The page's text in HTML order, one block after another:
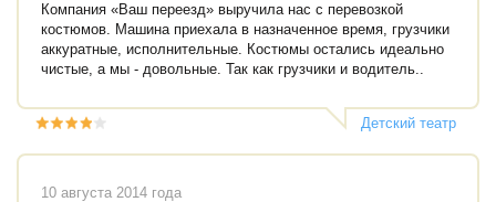
Компания «Ваш переезд» выручила нас с перевозкой
костюмов. Машина приехала в назначенное время, грузчики
аккуратные, исполнительные. Костюмы остались идеально
чистые, а мы - довольные. Так как грузчики и водитель..
Детский театр
10 августа 2014 года